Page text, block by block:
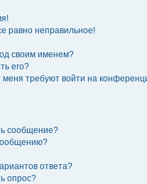
равно неправильное!
своим именем?
его?
меня требуют войти на
сообщение?
ответа?
опрос?